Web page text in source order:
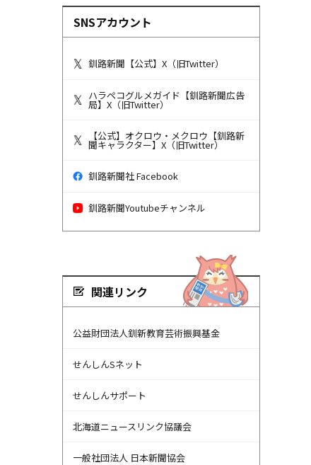
SNSアカウント
釧路新聞【公式】X（旧Twitter）
ハラペコグルメガイド【釧路新聞広告
局】X（旧Twitter）
【公式】オクロウ・メクロウ【釧路新
聞キャラクター】X（旧Twitter）
釧路新聞社 Facebook
釧路新聞Youtubeチャンネル
関連リンク
公益財団法人釧新教育芸術振興基金
せんしんSネット
せんしんサポート
北海道ニュースリンク協議会
一般社団法人 日本新聞協会